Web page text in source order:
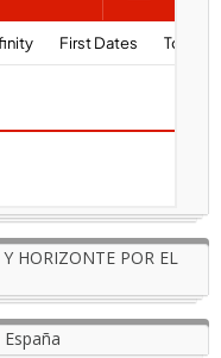
HORIZONTE POR EL